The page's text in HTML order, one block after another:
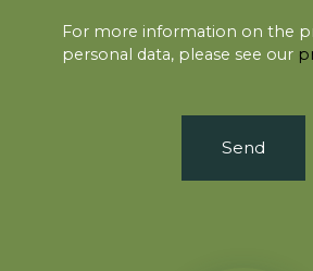
For more information on the
personal data, please see our
Send